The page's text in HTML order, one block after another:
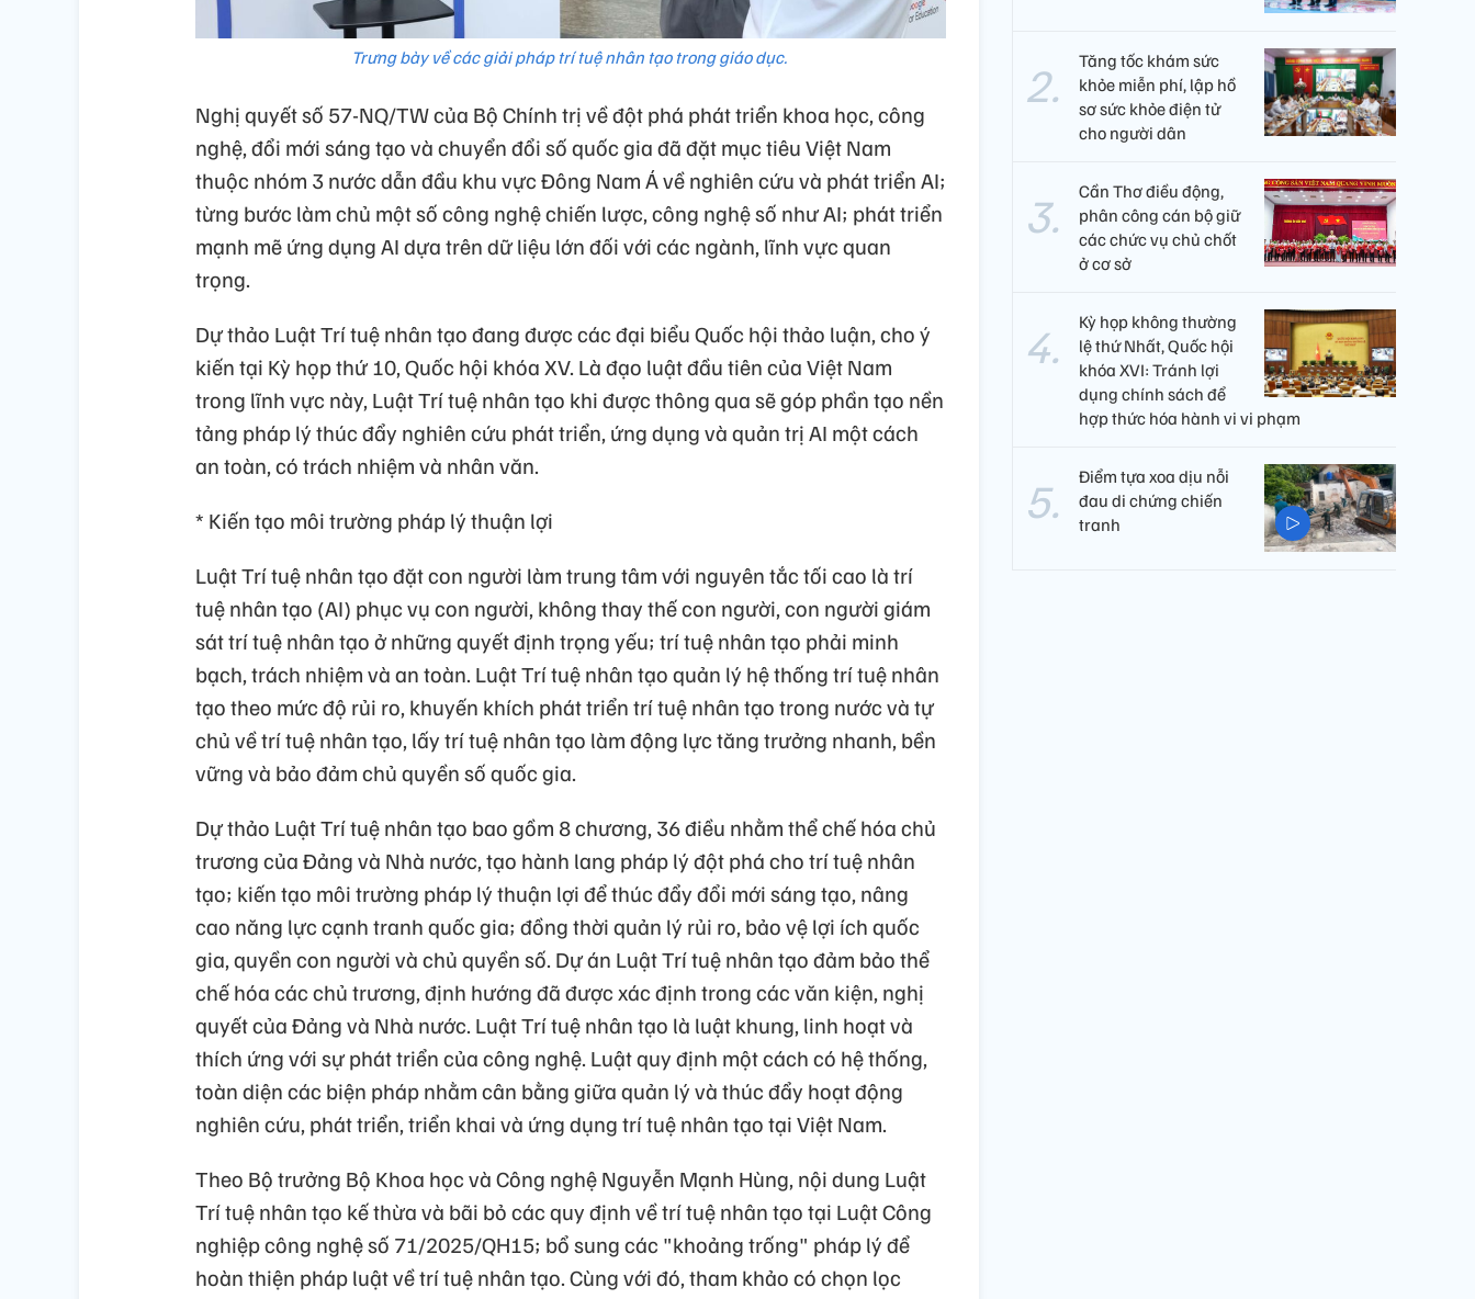
Trưng bày về các giải pháp trí tuệ nhân tạo trong giáo dục.
Nghị quyết số 57-NQ/TW của Bộ Chính trị về đột phá phát triển khoa học, công
nghệ, đổi mới sáng tạo và chuyển đổi số quốc gia đã đặt mục tiêu Việt Nam
thuộc nhóm 3 nước dẫn đầu khu vực Đông Nam Á về nghiên cứu và phát triển AI;
từng bước làm chủ một số công nghệ chiến lược, công nghệ số như AI; phát triển
mạnh mẽ ứng dụng AI dựa trên dữ liệu lớn đối với các ngành, lĩnh vực quan
trọng.
Dự thảo Luật Trí tuệ nhân tạo đang được các đại biểu Quốc hội thảo luận, cho ý
kiến tại Kỳ họp thứ 10, Quốc hội khóa XV. Là đạo luật đầu tiên của Việt Nam
trong lĩnh vực này, Luật Trí tuệ nhân tạo khi được thông qua sẽ góp phần tạo nền
tảng pháp lý thúc đẩy nghiên cứu phát triển, ứng dụng và quản trị AI một cách
an toàn, có trách nhiệm và nhân văn.
* Kiến tạo môi trường pháp lý thuận lợi
Luật Trí tuệ nhân tạo đặt con người làm trung tâm với nguyên tắc tối cao là trí
tuệ nhân tạo (AI) phục vụ con người, không thay thế con người, con người giám
sát trí tuệ nhân tạo ở những quyết định trọng yếu; trí tuệ nhân tạo phải minh
bạch, trách nhiệm và an toàn. Luật Trí tuệ nhân tạo quản lý hệ thống trí tuệ nhân
tạo theo mức độ rủi ro, khuyến khích phát triển trí tuệ nhân tạo trong nước và tự
chủ về trí tuệ nhân tạo, lấy trí tuệ nhân tạo làm động lực tăng trưởng nhanh, bền
vững và bảo đảm chủ quyền số quốc gia.
Dự thảo Luật Trí tuệ nhân tạo bao gồm 8 chương, 36 điều nhằm thể chế hóa chủ
trương của Đảng và Nhà nước, tạo hành lang pháp lý đột phá cho trí tuệ nhân
tạo; kiến tạo môi trường pháp lý thuận lợi để thúc đẩy đổi mới sáng tạo, nâng
cao năng lực cạnh tranh quốc gia; đồng thời quản lý rủi ro, bảo vệ lợi ích quốc
gia, quyền con người và chủ quyền số. Dự án Luật Trí tuệ nhân tạo đảm bảo thể
chế hóa các chủ trương, định hướng đã được xác định trong các văn kiện, nghị
quyết của Đảng và Nhà nước. Luật Trí tuệ nhân tạo là luật khung, linh hoạt và
thích ứng với sự phát triển của công nghệ. Luật quy định một cách có hệ thống,
toàn diện các biện pháp nhằm cân bằng giữa quản lý và thúc đẩy hoạt động
nghiên cứu, phát triển, triển khai và ứng dụng trí tuệ nhân tạo tại Việt Nam.
Theo Bộ trưởng Bộ Khoa học và Công nghệ Nguyễn Mạnh Hùng, nội dung Luật
Trí tuệ nhân tạo kế thừa và bãi bỏ các quy định về trí tuệ nhân tạo tại Luật Công
nghiệp công nghệ số 71/2025/QH15; bổ sung các "khoảng trống" pháp lý để
hoàn thiện pháp luật về trí tuệ nhân tạo. Cùng với đó, tham khảo có chọn lọc
Tăng tốc khám sức
khỏe miễn phí, lập hồ
sơ sức khỏe điện tử
cho người dân
Cần Thơ điều động,
phân công cán bộ giữ
các chức vụ chủ chốt
ở cơ sở
Kỳ họp không thường
lệ thứ Nhất, Quốc hội
khóa XVI: Tránh lợi
dụng chính sách để
hợp thức hóa hành vi vi phạm
Điểm tựa xoa dịu nỗi
đau di chứng chiến
tranh